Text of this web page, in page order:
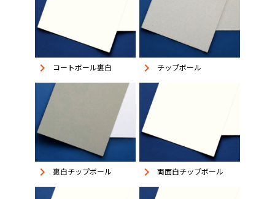
keyboard_arrow_right コートボール裏白 keyboard_arrow_right チップボール
keyboard_arrow_right 裏白チップボール keyboard_arrow_right 両面白チップボール